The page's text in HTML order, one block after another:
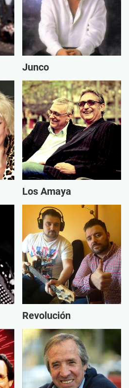
Junco
Los Amaya
Revolución